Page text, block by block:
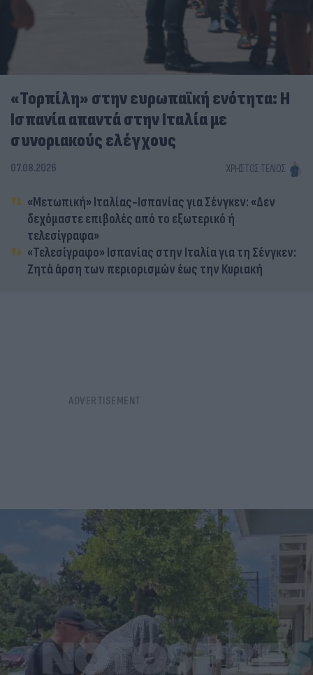
«Τορπίλη» στην ευρωπαϊκή ενότητα: Η
Ισπανία απαντά στην Ιταλία με
συνοριακούς ελέγχους
07.08.2026 ΧΡΉΣΤΟΣ ΤΈΛΙΟΣ
«Μετωπική» Ιταλίας-Ισπανίας για Σένγκεν: «Δεν
δεχόμαστε επιβολές από το εξωτερικό ή
τελεσίγραφα»
«Τελεσίγραφο» Ισπανίας στην Ιταλία για τη Σένγκεν:
Ζητά άρση των περιορισμών έως την Κυριακή